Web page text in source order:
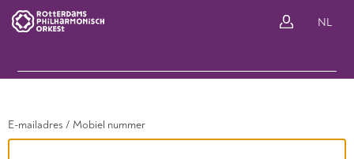
NL
E-mailadres / Mobiel nummer